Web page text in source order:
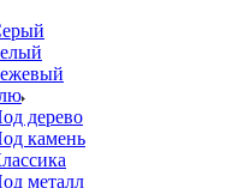
дерево
камень
металл